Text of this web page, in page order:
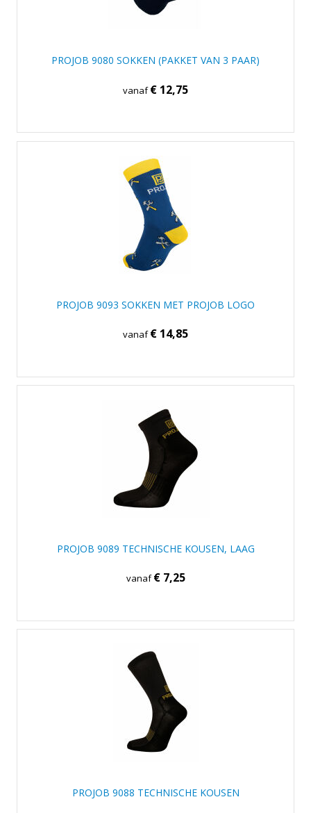
PROJOB 9080 SOKKEN (PAKKET VAN 3 PAAR)
vanaf€ 12,75
PROJOB 9093 SOKKEN MET PROJOB LOGO
vanaf€ 14,85
PROJOB 9089 TECHNISCHE KOUSEN, LAAG
vanaf€ 7,25
PROJOB 9088 TECHNISCHE KOUSEN